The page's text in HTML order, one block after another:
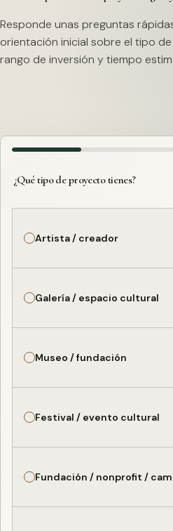
Responde unas preguntas
orientación inicial sobre el tipo
rango de inversión y tiempo
¿Qué tipo de proyecto tienes?
Artista / creador
Galería / espacio cultural
Museo / fundación
Festival / evento cultural
Fundación / nonprofit /